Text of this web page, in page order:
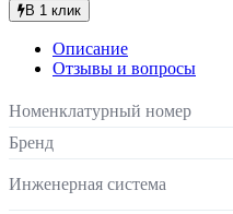
В 1 клик
Описание
Отзывы и вопросы
Номенклатурный номер
Бренд
Инженерная система